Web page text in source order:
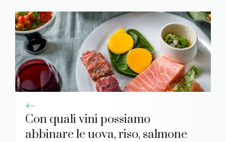
Con quali vini possiamo
abbinare le uova, riso, salmone